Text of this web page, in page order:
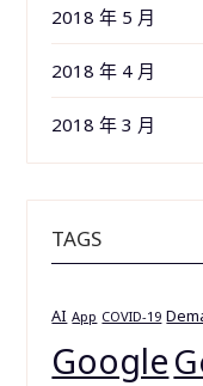
2018 年 5 月
2018 年 4 月
2018 年 3 月
TAGS
AI App COVID-19
Google